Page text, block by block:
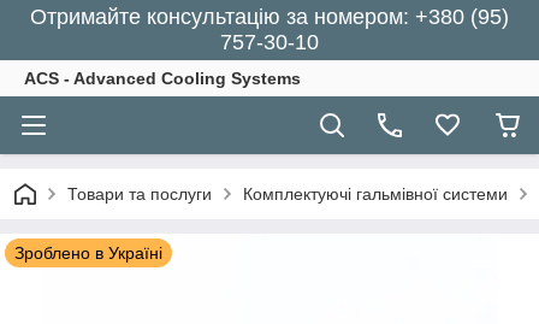
Отримайте консультацію за номером: +380 (95)
757-30-10
ACS - Advanced Cooling Systems
Товари та послуги Комплектуючі гальмівної системи
Зроблено в Україні